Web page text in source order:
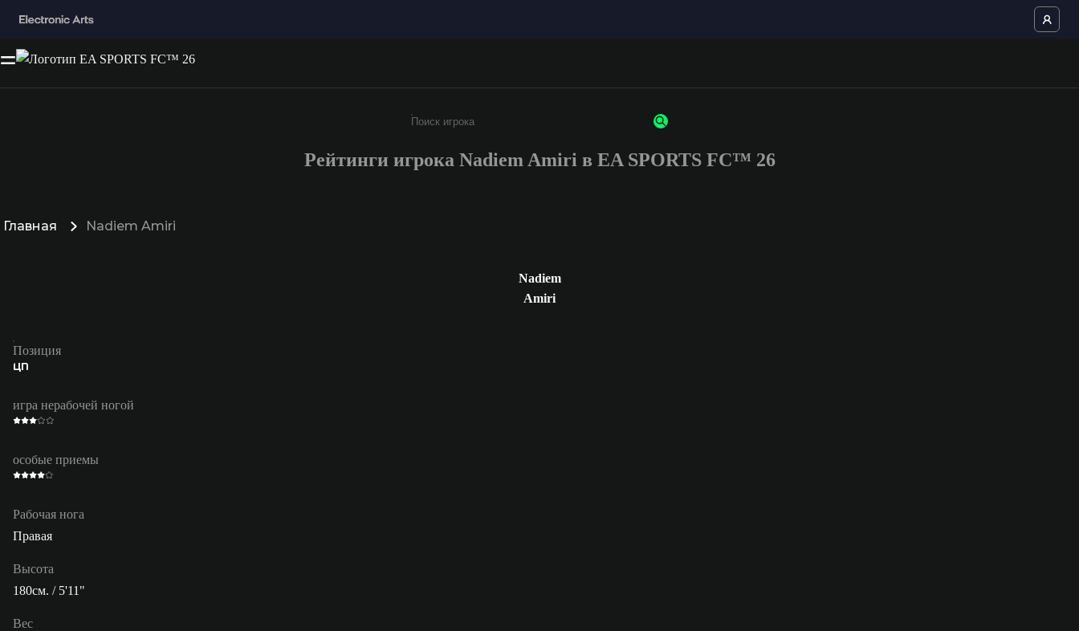
Введите не менее 3 символов или цифр
Рейтинги игрока Nadiem Amiri в EA SPORTS FC™ 26
Главная Nadiem Amiri
Nadiem
Amiri
Позиция
ЦП
игра нерабочей ногой
особые приемы
Рабочая нога
Правая
Высота
180см. / 5'11"
Вес